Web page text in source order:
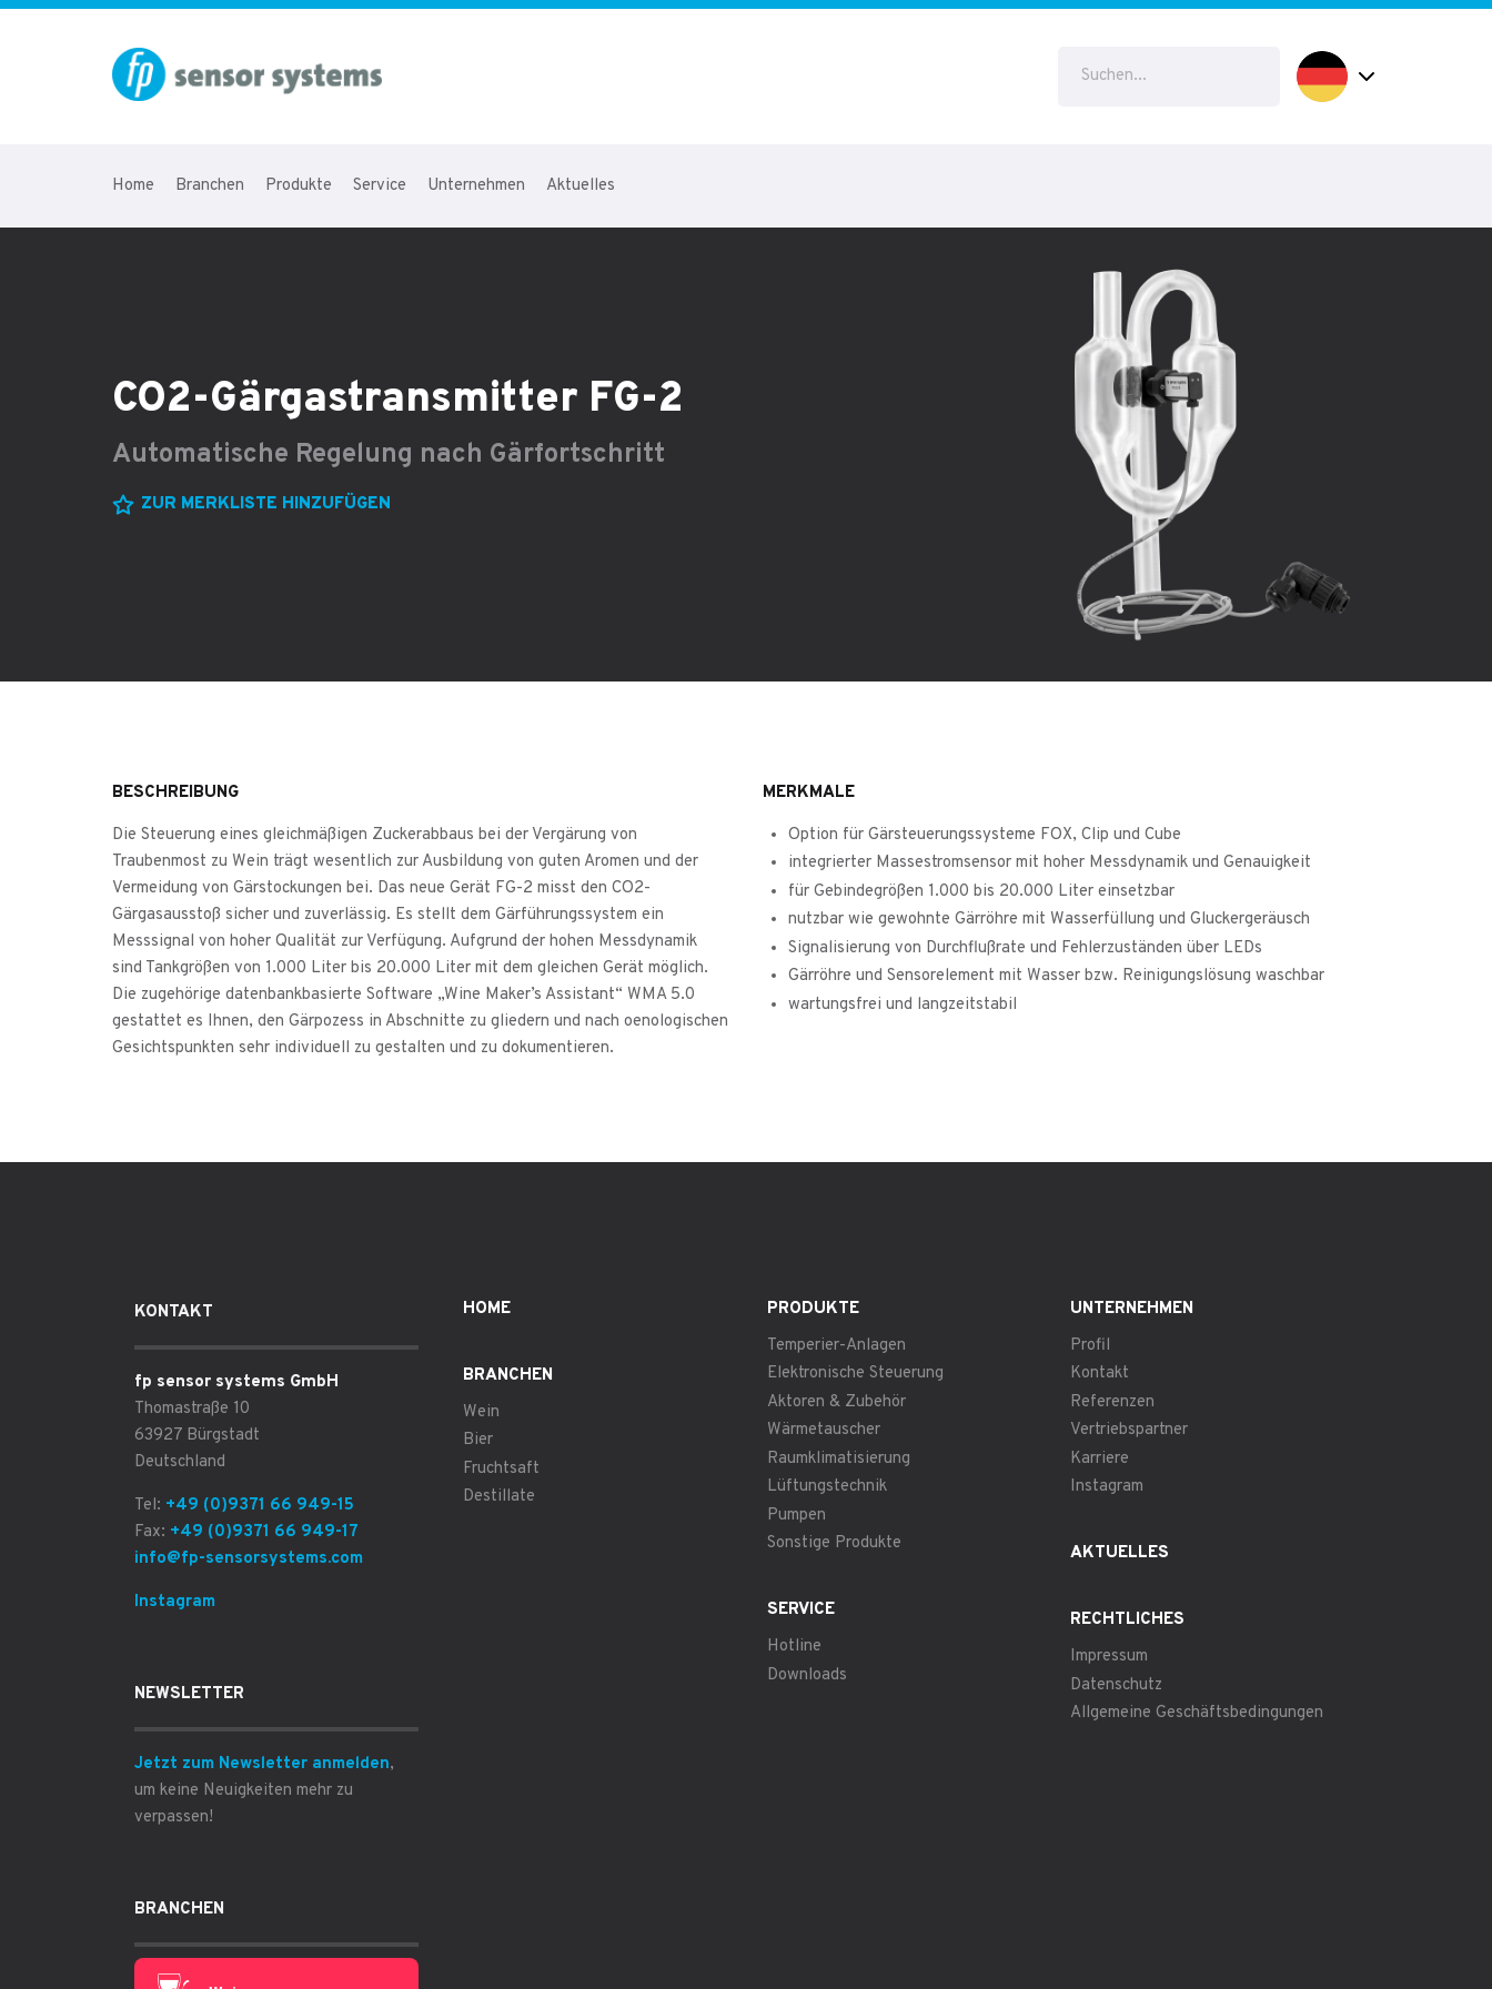
Home Branchen Produkte Service Unternehmen Aktuelles
CO2-Gärgastransmitter FG-2
Automatische Regelung nach Gärfortschritt
ZUR MERKLISTE HINZUFÜGEN
BESCHREIBUNG
Die Steuerung eines gleichmäßigen Zuckerabbaus bei der Vergärung von
Traubenmost zu Wein trägt wesentlich zur Ausbildung von guten Aromen und der
Vermeidung von Gärstockungen bei. Das neue Gerät FG-2 misst den CO2-
Gärgasausstoß sicher und zuverlässig. Es stellt dem Gärführungssystem ein
Messsignal von hoher Qualität zur Verfügung. Aufgrund der hohen Messdynamik
sind Tankgrößen von 1.000 Liter bis 20.000 Liter mit dem gleichen Gerät möglich.
Die zugehörige datenbankbasierte Software „Wine Maker’s Assistant“ WMA 5.0
gestattet es Ihnen, den Gärpozess in Abschnitte zu gliedern und nach oenologischen
Gesichtspunkten sehr individuell zu gestalten und zu dokumentieren.
MERKMALE
Option für Gärsteuerungssysteme FOX, Clip und Cube
integrierter Massestromsensor mit hoher Messdynamik und Genauigkeit
für Gebindegrößen 1.000 bis 20.000 Liter einsetzbar
nutzbar wie gewohnte Gärröhre mit Wasserfüllung und Gluckergeräusch
Signalisierung von Durchflußrate und Fehlerzuständen über LEDs
Gärröhre und Sensorelement mit Wasser bzw. Reinigungslösung waschbar
wartungsfrei und langzeitstabil
KONTAKT
fp sensor systems GmbH
Thomastraße 10
63927 Bürgstadt
Deutschland
Tel: +49 (0)9371 66 949-15
Fax: +49 (0)9371 66 949-17
info@fp-sensorsystems.com
Instagram
NEWSLETTER
Jetzt zum Newsletter anmelden,
um keine Neuigkeiten mehr zu
verpassen!
BRANCHEN
HOME
BRANCHEN
Wein
Bier
Fruchtsaft
Destillate
PRODUKTE
Temperier-Anlagen
Elektronische Steuerung
Aktoren & Zubehör
Wärmetauscher
Raumklimatisierung
Lüftungstechnik
Pumpen
Sonstige Produkte
SERVICE
Hotline
Downloads
UNTERNEHMEN
Profil
Kontakt
Referenzen
Vertriebspartner
Karriere
Instagram
AKTUELLES
RECHTLICHES
Impressum
Datenschutz
Allgemeine Geschäftsbedingungen